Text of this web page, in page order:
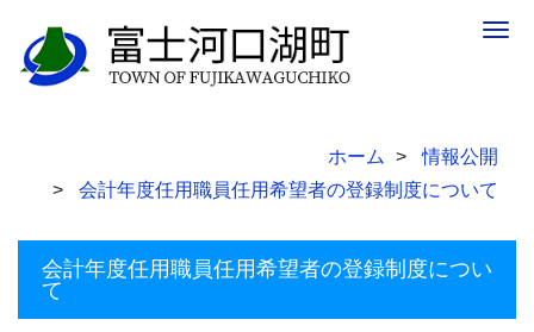
ホーム
情報公開
会計年度任用職員任用希望者の登録制度について
会計年度任用職員任用希望者の登録制度につい
て